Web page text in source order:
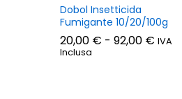
Dobol Insetticida
Fumigante 10/20/100g
20,00 € - 92,00 € Fascia
IVA
Inclusa